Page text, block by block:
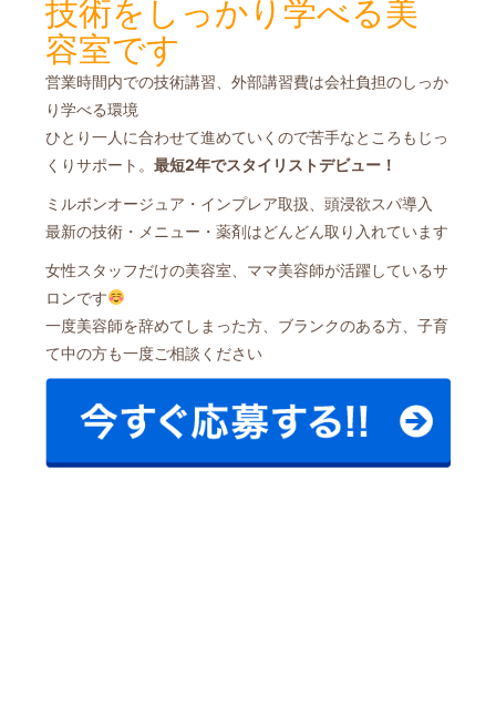
技術をしっかり学べる美
容室です
営業時間内での技術講習、外部講習費は会社負担のしっか
り学べる環境
ひとり一人に合わせて進めていくので苦手なところもじっ
くりサポート。最短2年でスタイリストデビュー！
ミルボンオージュア・インプレア取扱、頭浸欲スパ導入
最新の技術・メニュー・薬剤はどんどん取り入れています
女性スタッフだけの美容室、ママ美容師が活躍しているサ
ロンです
一度美容師を辞めてしまった方、ブランクのある方、子育
て中の方も一度ご相談ください